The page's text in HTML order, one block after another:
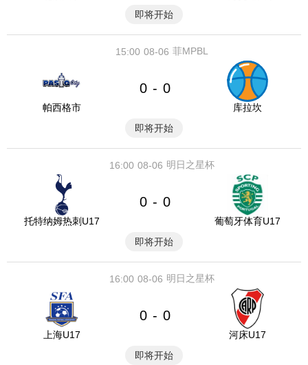
即将开始
08-06
15:00 菲MPBL
帕西格市
0 - 0
库拉坎
即将开始
08-06
16:00 明日之星杯
托特纳姆热刺U17
0 - 0
葡萄牙体育U17
即将开始
08-06
16:00 明日之星杯
上海U17
0 - 0
河床U17
即将开始